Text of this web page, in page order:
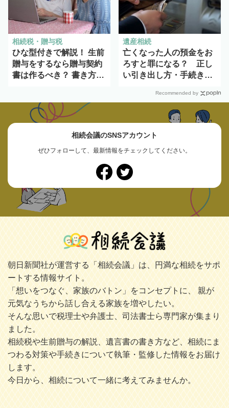
相続税・贈与税
ひな型付きで解説！ 生前
贈与をするなら贈与契約
書は作るべき？ 書き方と
遺産相続
亡くなった人の預金をお
ろすと罪になる？ 正し
い引き出し方・手続きを
Recommended by
相続会議のSNSアカウント
ぜひフォローして、最新情報をチェックしてください。
朝日新聞社が運営する「相続会議」は、円満な相続をサポ
ートする情報サイト。
「想いをつなぐ、家族のバトン」をコンセプトに、 親が
元気なうちから話し合える家族を増やしたい。
そんな思いで税理士や弁護士、司法書士ら専門家が集まり
ました。
相続税や生前贈与の解説、遺言書の書き方など、相続にま
つわる対策や手続きについて執筆・監修した情報をお届け
します。
今日から、相続について一緒に考えてみませんか。